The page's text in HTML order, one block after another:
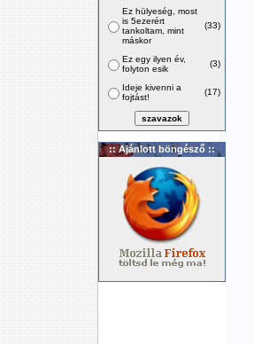
Ez hülyeség, most
is 5ezerért
tankoltam, mint
máskor
(33)
Ez egy ilyen év,
folyton esik
(3)
Ideje kivenni a
fojtást!
(17)
:: Ajánlott böngésző ::